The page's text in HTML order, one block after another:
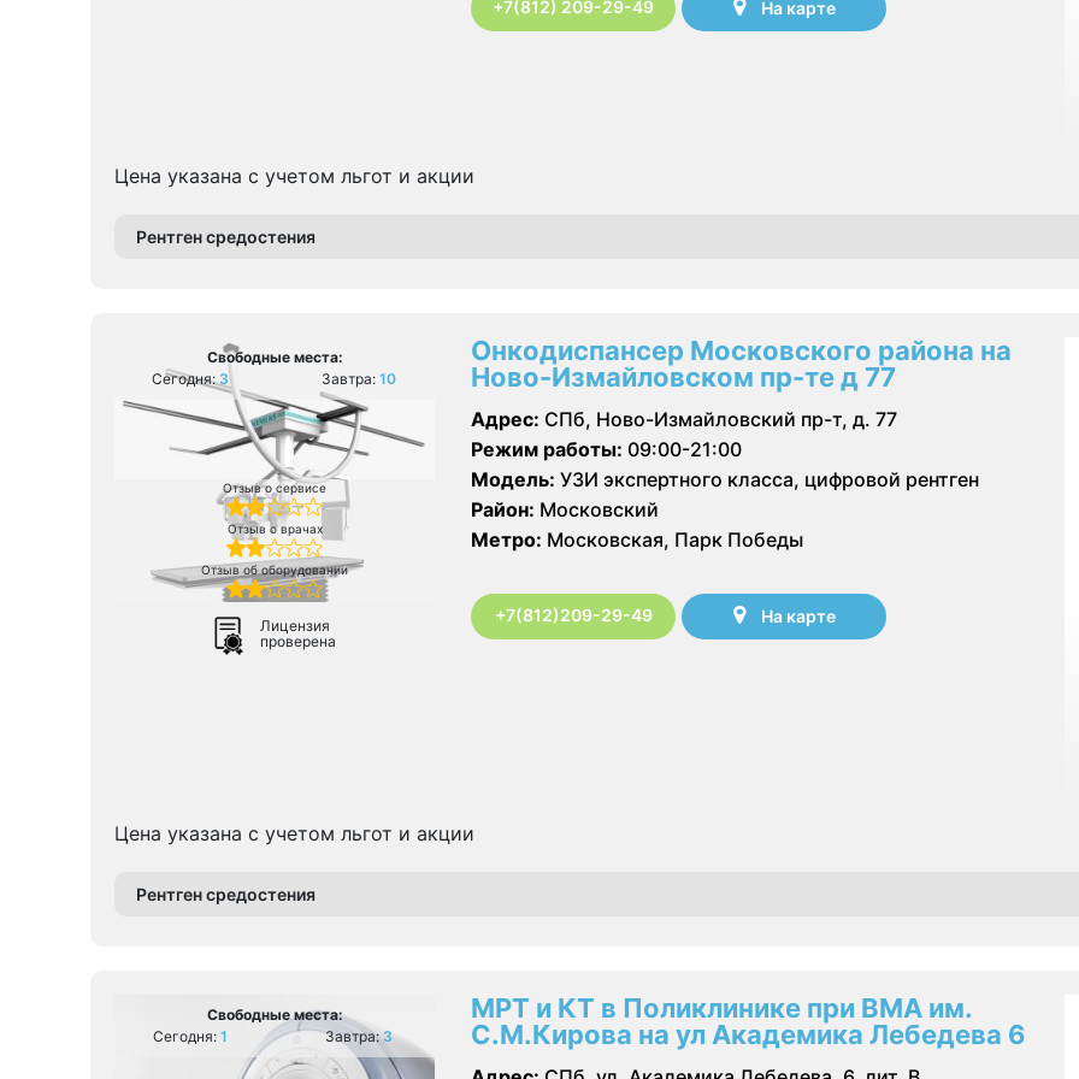
+7(812) 209-29-49 На карте
Цена указана с учетом льгот и акции
Рентген средостения
Свободные места:
Сегодня: 3 Завтра: 10
Отзыв о сервисе
Отзыв о врачах
Отзыв об оборудовании
Лицензия
проверена
Онкодиспансер Московского района на
Ново-Измайловском пр-те д 77
Адрес: СПб, Ново-Измайловский пр-т, д. 77
Режим работы: 09:00-21:00
Модель: УЗИ экспертного класса, цифровой рентген
Район: Московский
Метро: Московская, Парк Победы
+7(812)209-29-49 На карте
Цена указана с учетом льгот и акции
Рентген средостения
Свободные места:
Сегодня: 1 Завтра:3
МРТ и КТ в Поликлинике при ВМА им.
С.М.Кирова на ул Академика Лебедева 6